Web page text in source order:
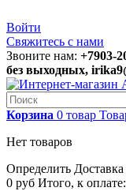
Войти
Свяжитесь с нами
Звоните нам: +7903-
без выходных,
Корзина 0 товар
Нет товаров
Определить Доставка
0 руб Итого, к оплате: